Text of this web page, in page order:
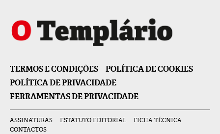
TERMOS E CONDIÇÕES
POLÍTICA DE COOKIES
POLÍTICA DE PRIVACIDADE
FERRAMENTAS DE PRIVACIDADE
ASSINATURAS ESTATUTO EDITORIAL
FICHA TÉCNICA
CONTACTOS